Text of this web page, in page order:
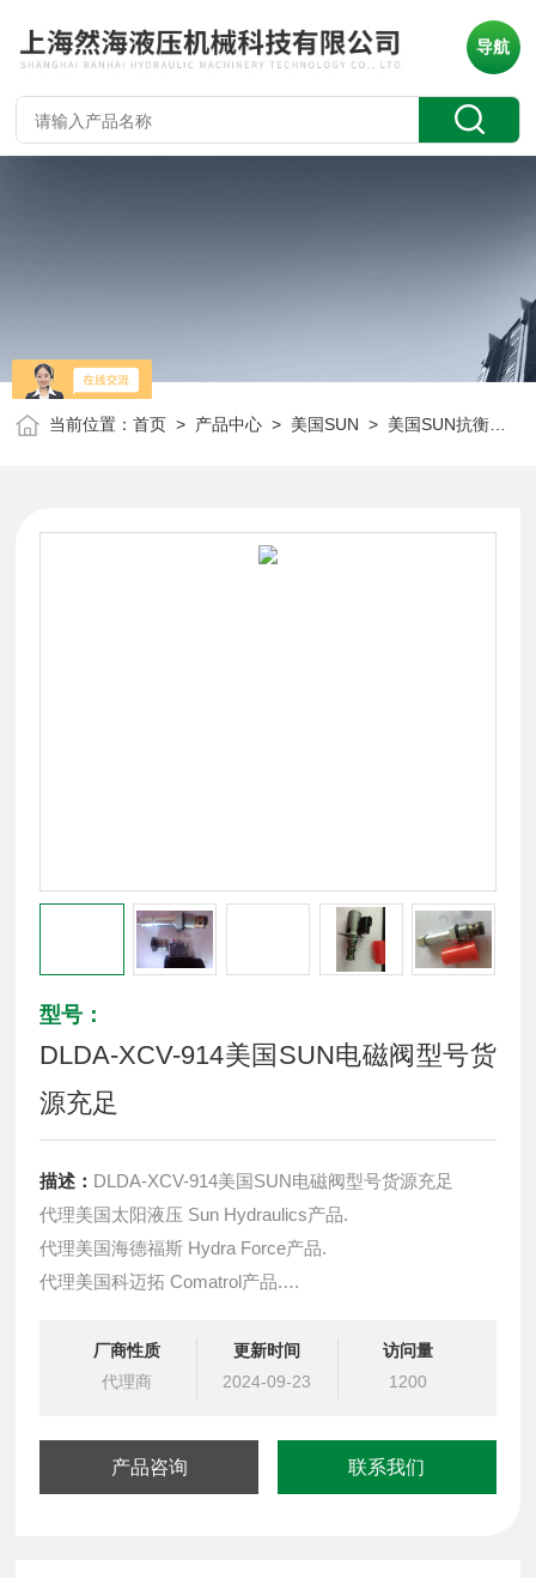
导航
当前位置：首页 > 产品中心 > 美国SUN > 美国SUN抗衡阀
型号：
DLDA-XCV-914美国SUN电磁阀型号货
源充足
描述： DLDA-XCV-914美国SUN电磁阀型号货源充足
代理美国太阳液压 Sun Hydraulics产品.
代理美国海德福斯 Hydra Force产品.
代理美国科迈拓 Comatrol产品.
提供油路系统设计,油路块设计,阀块设计与选型
液压油缸，经销力士乐、派克、中国台湾北部等液压元件
厂商性质
代理商
更新时间
2024-09-23
访问量
1200
产品咨询 联系我们